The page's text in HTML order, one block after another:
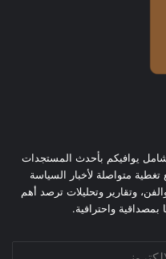
شامل يوافيكم بأحدث المستجدات
تغطية متواصلة لأخبار السياسة
وتقارير وتحليلات ترصد أهم
بمصداقية واحترافية.